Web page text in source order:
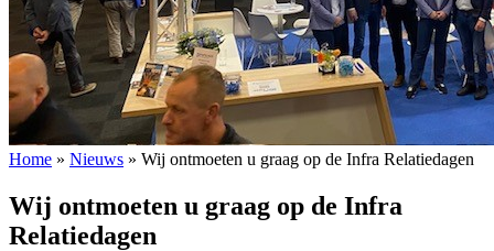
Home » Nieuws » Wij ontmoeten u graag op de Infra Relatiedagen
Wij ontmoeten u graag op de Infra
Relatiedagen